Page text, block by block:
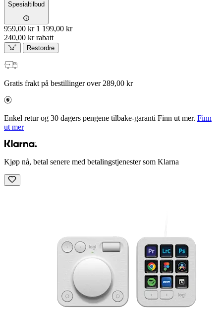
Spesialtilbud
959,00 kr 1 199,00 kr
240,00 kr rabatt
Restordre
Gratis frakt på bestillinger over 289,00 kr
Enkel retur og 30 dagers pengene tilbake-garanti Finn ut mer. Finn
ut mer
Kjøp nå, betal senere med betalingstjenester som Klarna